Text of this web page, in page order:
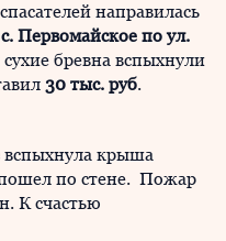
направилась
Первомайское по ул.
бревна вспыхнули
30 тыс. руб.
вспыхнула крыша
по стене. Пожар
К счастью